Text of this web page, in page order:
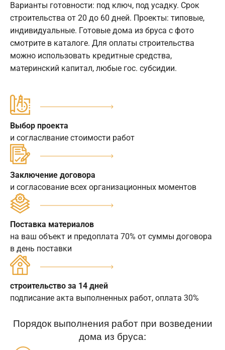
Варианты готовности: под ключ, под усадку. Срок
строительства от 20 до 60 дней. Проекты: типовые,
индивидуальные. Готовые дома из бруса с фото
смотрите в каталоге. Для оплаты строительства
можно использовать кредитные средства,
материнский капитал, любые гос. субсидии.
Выбор проекта
и согласлвание стоимости работ
Заключение договора
и согласование всех организационных моментов
Поставка материалов
на ваш объект и предоплата 70% от суммы договора
в день поставки
строительство за 14 дней
подписание акта выполненных работ, оплата 30%
Порядок выполнения работ при возведении
дома из бруса: